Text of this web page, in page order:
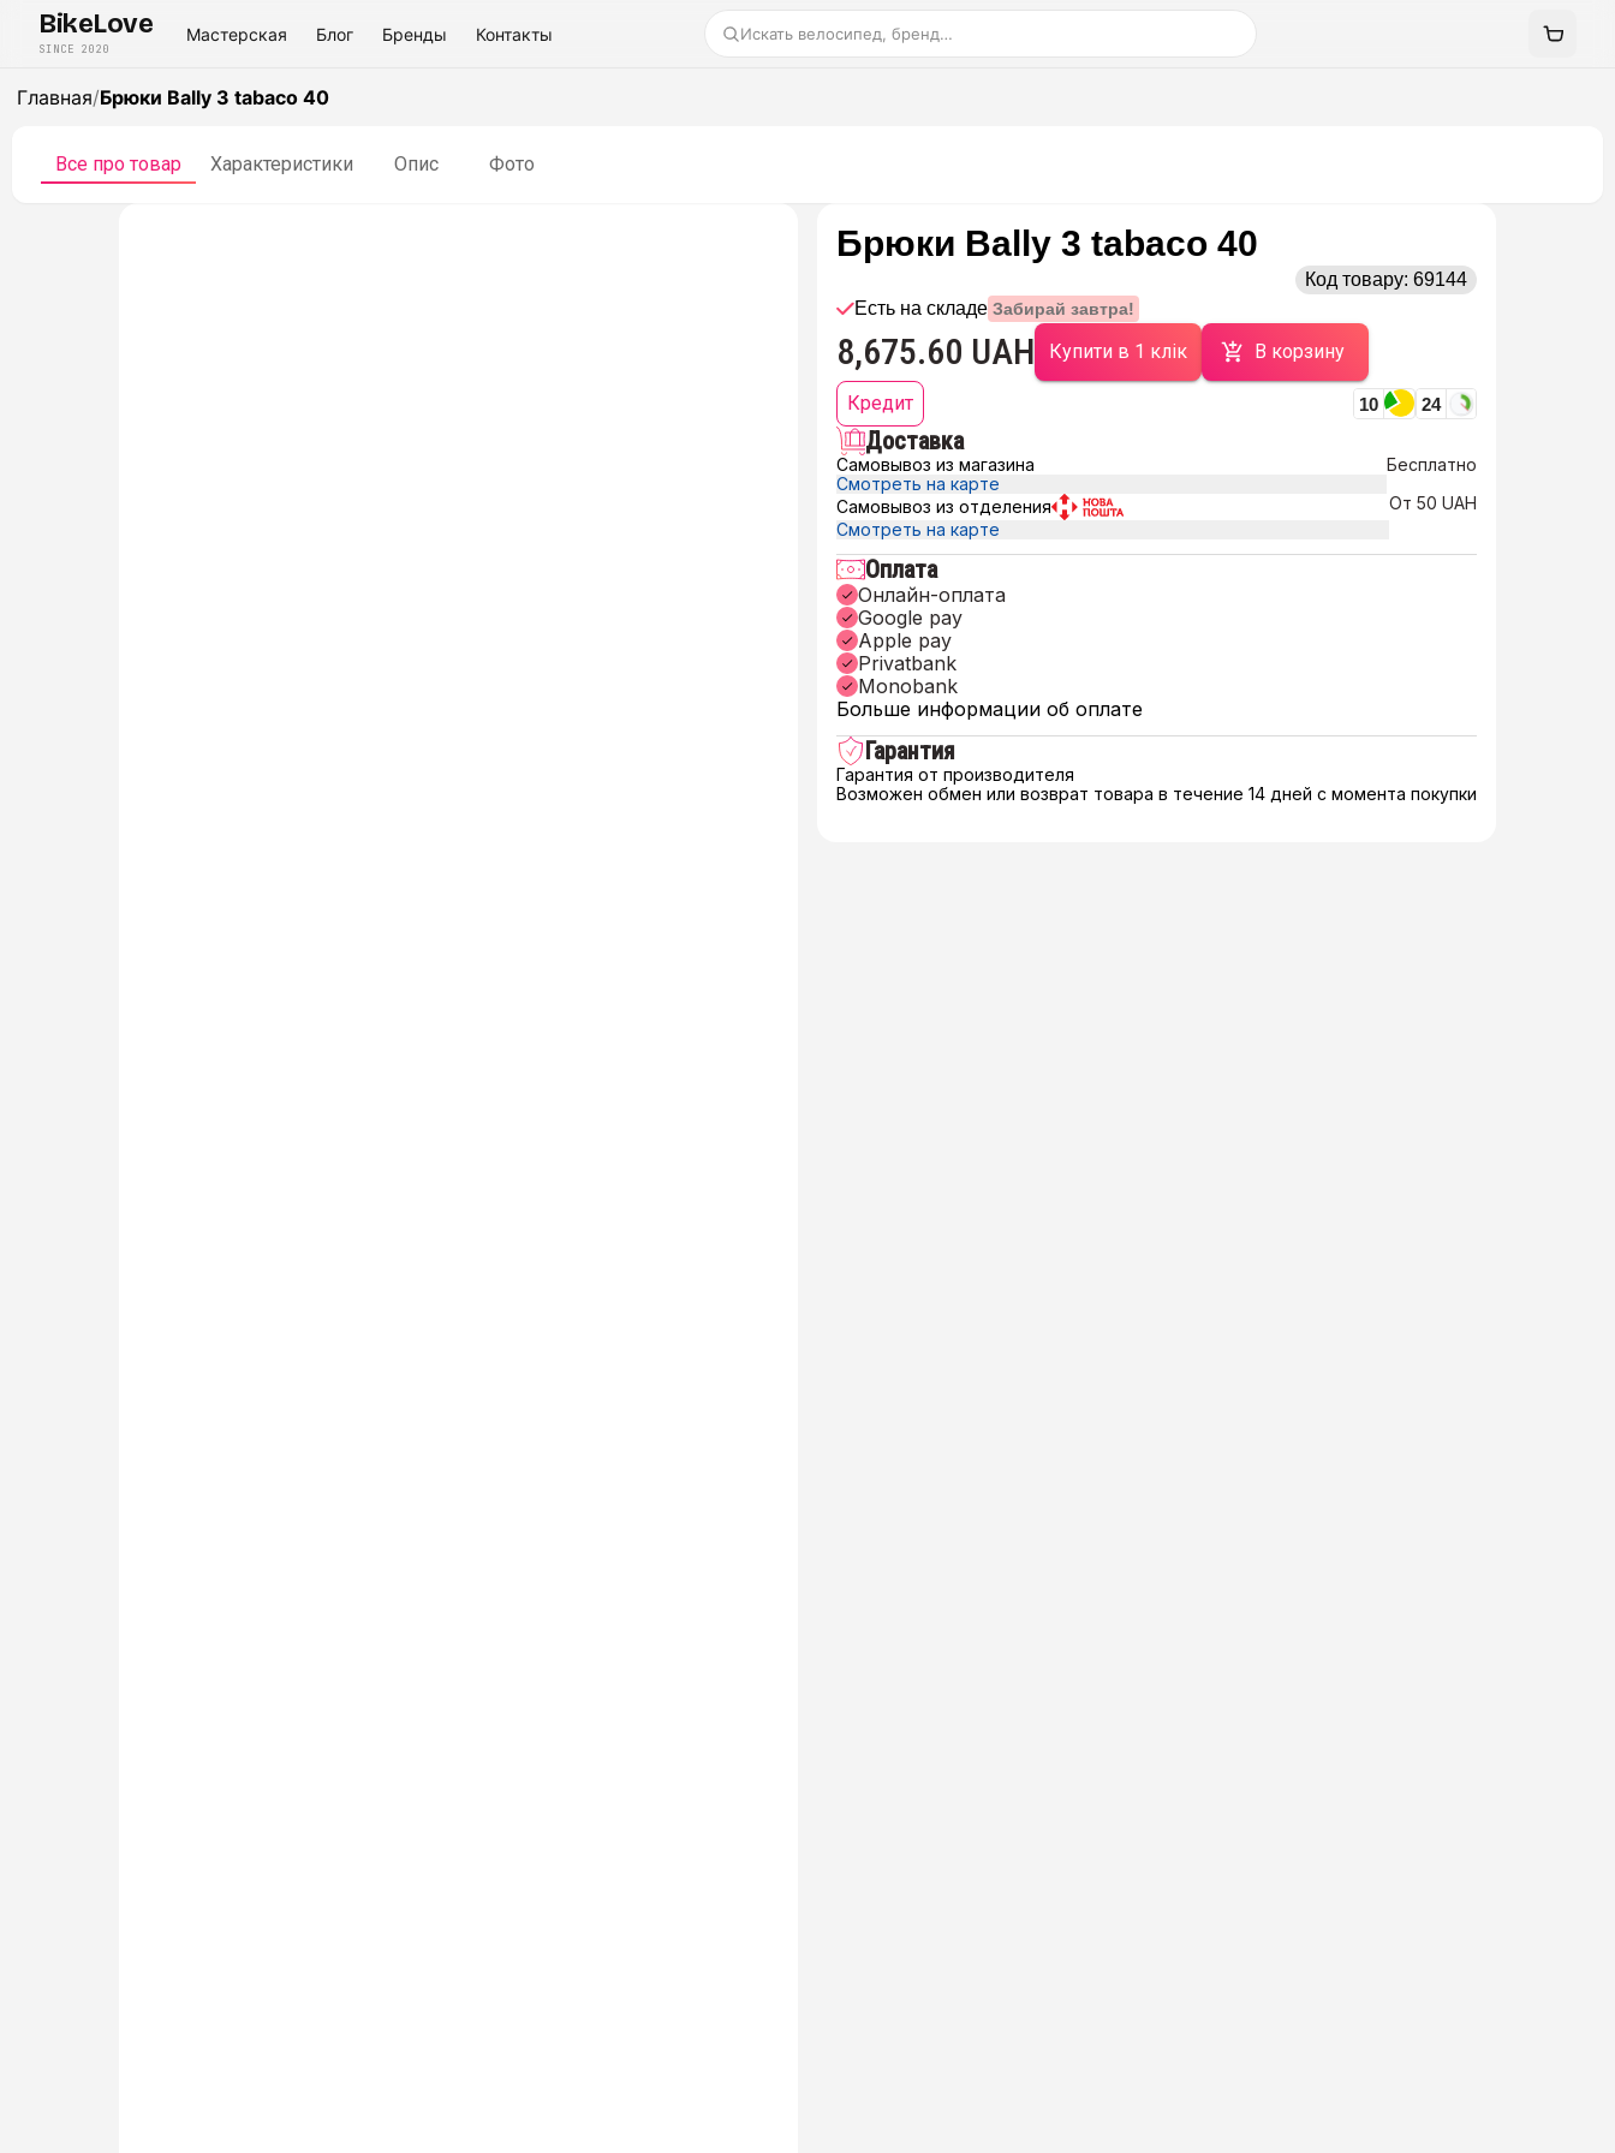
BikeLove
SINCE 2020
Мастерская Блог Бренды Контакты Искать велосипед, бренд…
Главная/Брюки Bally 3 tabaco 40
Все про товар Характеристики Опис Фото
Брюки Bally 3 tabaco 40
Код товару: 69144
Есть на складе Забирай завтра!
8,675.60 UAH Купити в 1 клік В корзину
Кредит 10 24
Доставка
Самовывоз из магазина
Смотреть на карте
Бесплатно
Самовывоз из отделения
Смотреть на карте
От 50 UAH
Оплата
Онлайн-оплата
Google pay
Apple pay
Privatbank
Monobank
Больше информации об оплате
Гарантия
Гарантия от производителя
Возможен обмен или возврат товара в течение 14 дней с момента покупки